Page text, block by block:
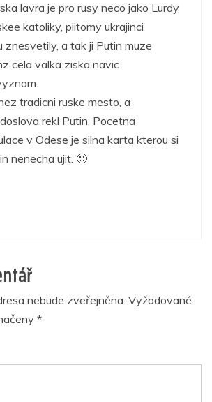
lavra je pro rusy neco jako Lurdy
katoliky, piitomy ukrajinci
znesvetily, a tak ji Putin muze
cela valka ziska navic
tradicni ruske mesto, a
rekl Putin. Pocetna
v Odese je silna karta kterou si
nenecha ujit. 🙂
nebude zveřejněna. Vyžadované
*